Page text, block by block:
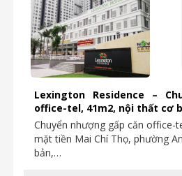
Lexington Residence –
office-tel, 41m2, nội thất cơ
Chuyển nhượng gấp căn office-
mặt tiền Mai Chí Thọ, phường
bản,…